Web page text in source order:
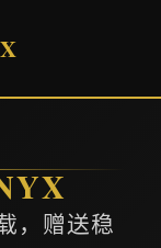
，赠送稳